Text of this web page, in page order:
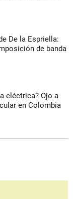
De la Espriella:
de banda
eléctrica? Ojo a
en Colombia